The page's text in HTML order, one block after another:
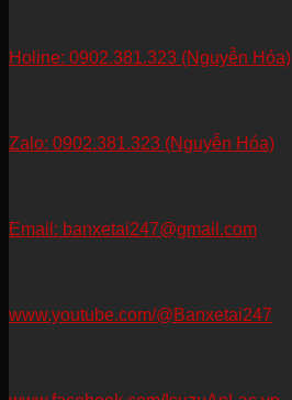
Holine: 0902.381.323 (Nguyễn Hóa)
Zalo: 0902.381.323 (Nguyễn Hóa)
Email: banxetai247@gmail.com
www.youtube.com/@Banxetai247